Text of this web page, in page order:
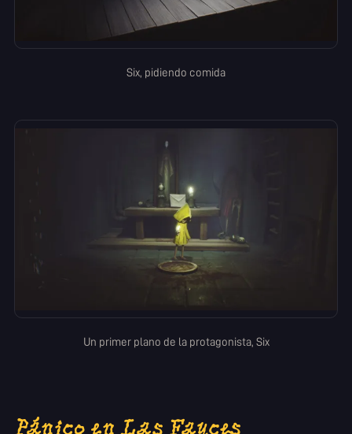
Six, pidiendo comida
Un primer plano de la protagonista, Six
Pánico en Las Fauces